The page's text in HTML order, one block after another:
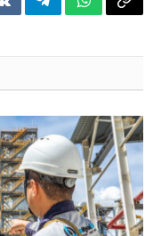
VKontakteTelegramWhatsApp
Copy